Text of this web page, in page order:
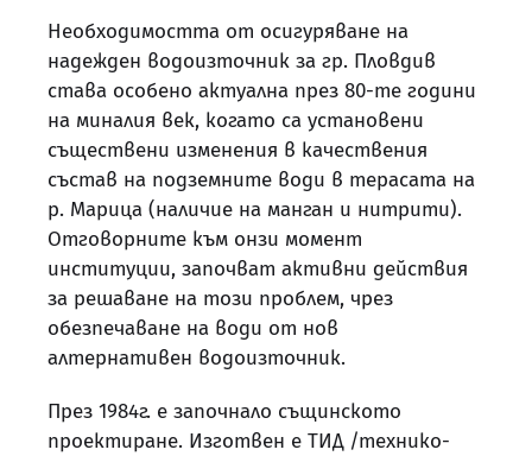
Необходимостта от осигуряване на
надежден водоизточник за гр. Пловдив
става особено актуална през 80-те години
на миналия век, когато са установени
съществени изменения в качествения
състав на подземните води в терасата на
р. Марица (наличие на манган и нитрити).
Отговорните към онзи момент
институции, започват активни действия
за решаване на този проблем, чрез
обезпечаване на води от нов
алтернативен водоизточник.
През 1984г. е започнало същинското
проектиране. Изготвен е ТИД /технико-